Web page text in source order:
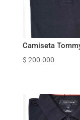
Camiseta
$ 200.000